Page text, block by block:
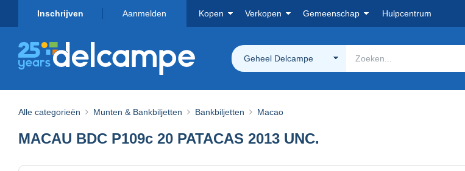
Inschrijven Aanmelden Kopen Verkopen Gemeenschap Hulpcentrum
Geheel Delcampe
Alle categorieën Munten & Bankbiljetten Bankbiljetten Macao
MACAU BDC P109c 20 PATACAS 2013 UNC.